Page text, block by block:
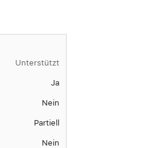
Unterstützt
Ja
Nein
Partiell
Nein